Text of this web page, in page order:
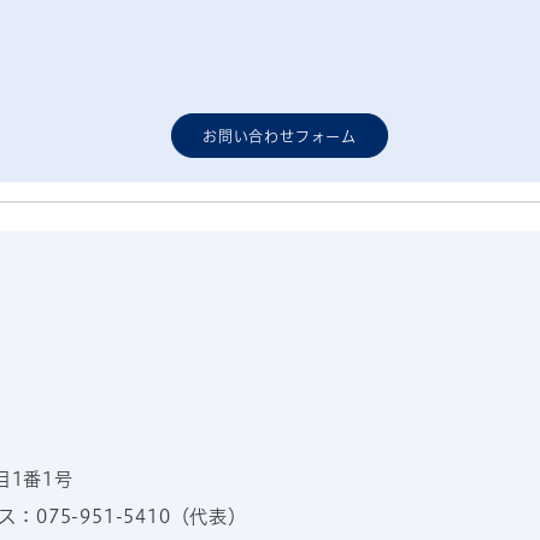
お問い合わせフォーム
1番1号
：075-951-5410（代表）